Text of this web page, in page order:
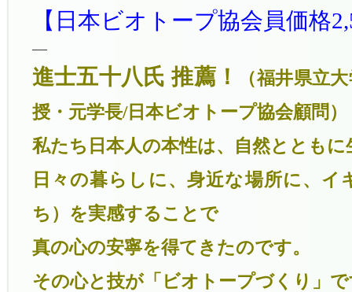
【日本ビオトープ協会員価格
—
進士五十八氏 推薦！
（福井県立
授・元学長/日本ビオトープ協会顧問）
私たち日本人の本性は、自然ととも
日々の暮らしに、身近な場所に、
ち）を実感することで
真の心の安寧を得てきたのです。
その心と技が「ビオトープづくり」